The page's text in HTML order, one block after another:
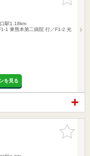
りに追加
駅1.18km
1 東熊本第二病院 行／F1-2 光
を見る
お気に入
りに追加